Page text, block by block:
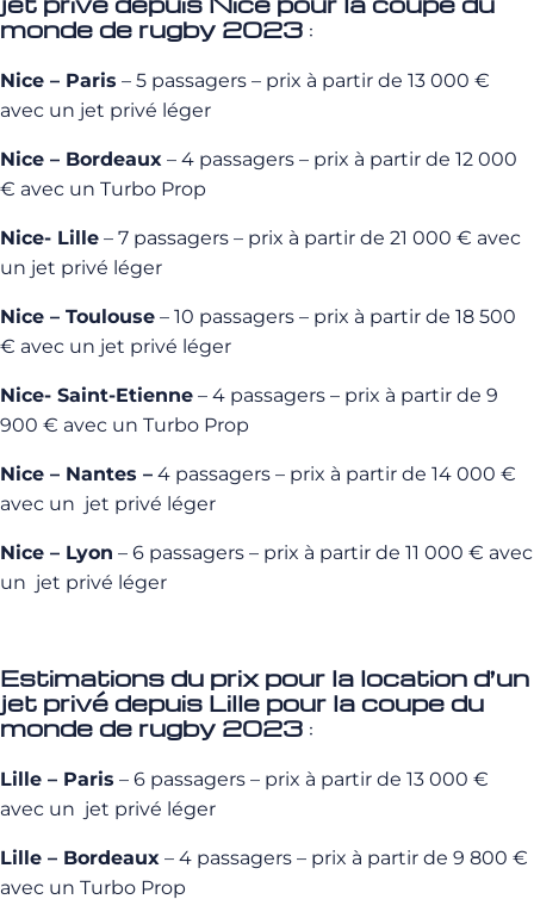
monde de rugby 2023 :
Nice – Paris – 5 passagers – prix à partir de 13 000 €
avec un jet privé léger
Nice – Bordeaux – 4 passagers – prix à partir de 12 000
€ avec un Turbo Prop
Nice- Lille – 7 passagers – prix à partir de 21 000 € avec
un jet privé léger
Nice – Toulouse – 10 passagers – prix à partir de 18 500
€ avec un jet privé léger
Nice- Saint-Etienne – 4 passagers – prix à partir de 9
900 € avec un Turbo Prop
Nice – Nantes – 4 passagers – prix à partir de 14 000 €
avec un jet privé léger
Nice – Lyon – 6 passagers – prix à partir de 11 000 € avec
un jet privé léger
Estimations du prix pour la location d’un
jet privé depuis Lille pour la coupe du
monde de rugby 2023 :
Lille – Paris – 6 passagers – prix à partir de 13 000 €
avec un jet privé léger
Lille – Bordeaux – 4 passagers – prix à partir de 9 800 €
avec un Turbo Prop